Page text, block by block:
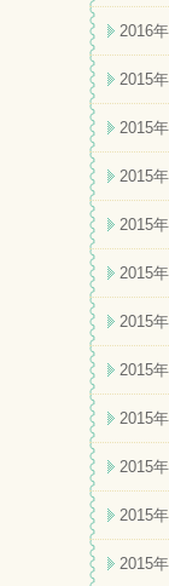
2016年
2015
2015
2015
2015年
2015年
2015年
2015年
2015年
2015年
2015年
2015年